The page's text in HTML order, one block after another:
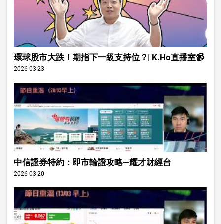
環球股市大跌！期指下一級支持位？| K.Ho直播室📹
2026-03-23
中信證券特約：即市輪證攻略—耀才財經台
2026-03-20